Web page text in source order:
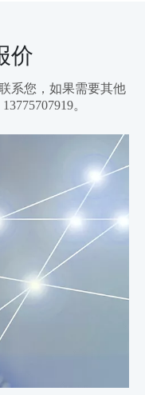
价
系您，如果需要其他
。